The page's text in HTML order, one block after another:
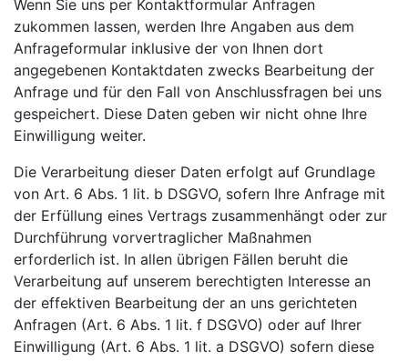
Wenn Sie uns per Kontaktformular Anfragen
zukommen lassen, werden Ihre Angaben aus dem
Anfrageformular inklusive der von Ihnen dort
angegebenen Kontaktdaten zwecks Bearbeitung der
Anfrage und für den Fall von Anschlussfragen bei uns
gespeichert. Diese Daten geben wir nicht ohne Ihre
Einwilligung weiter.
Die Verarbeitung dieser Daten erfolgt auf Grundlage
von Art. 6 Abs. 1 lit. b DSGVO, sofern Ihre Anfrage mit
der Erfüllung eines Vertrags zusammenhängt oder zur
Durchführung vorvertraglicher Maßnahmen
erforderlich ist. In allen übrigen Fällen beruht die
Verarbeitung auf unserem berechtigten Interesse an
der effektiven Bearbeitung der an uns gerichteten
Anfragen (Art. 6 Abs. 1 lit. f DSGVO) oder auf Ihrer
Einwilligung (Art. 6 Abs. 1 lit. a DSGVO) sofern diese